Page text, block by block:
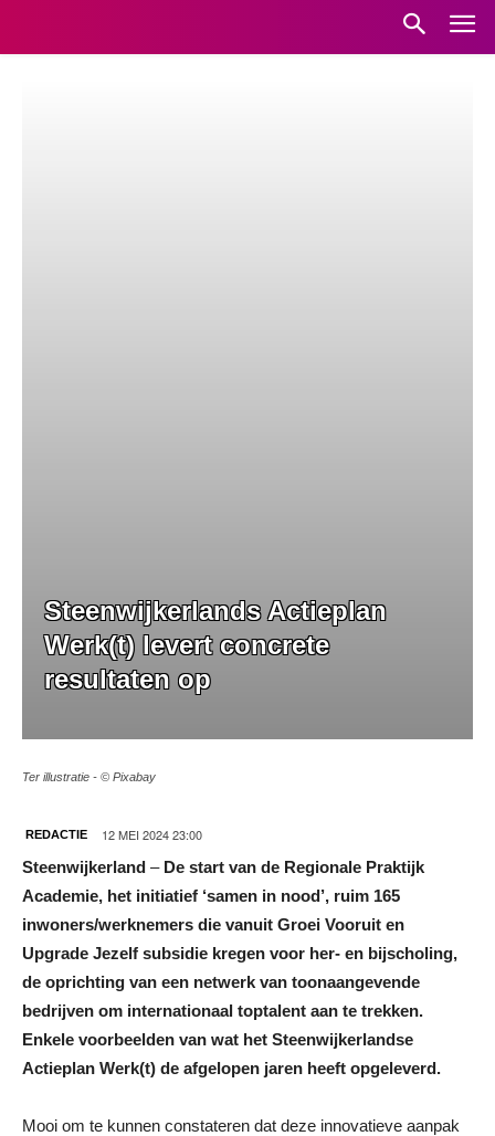
Steenwijkerlands Actieplan
Werk(t) levert concrete
resultaten op
Ter illustratie - © Pixabay
REDACTIE 12 MEI 2024 23:00
Steenwijkerland – De start van de Regionale Praktijk
Academie, het initiatief ‘samen in nood’, ruim 165
inwoners/werknemers die vanuit Groei Vooruit en
Upgrade Jezelf subsidie kregen voor her- en bijscholing,
de oprichting van een netwerk van toonaangevende
bedrijven om internationaal toptalent aan te trekken.
Enkele voorbeelden van wat het Steenwijkerlandse
Actieplan Werk(t) de afgelopen jaren heeft opgeleverd.
Mooi om te kunnen constateren dat deze innovatieve aanpak